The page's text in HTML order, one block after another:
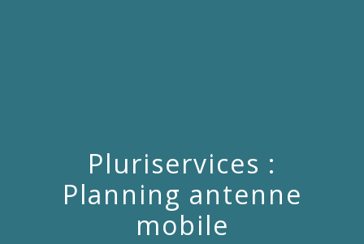
Pluriservices :
Planning antenne
mobile